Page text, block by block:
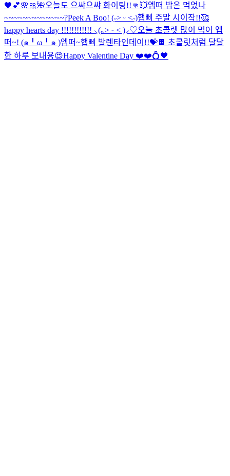
🖤 💕🌸🎀🌺오늘도 으쌰으쌰 화이팅!!👊💥엡떠 밥은 먹었나
~~~~~~~~~~~~~?Peek A Boo! (˶˃ ᵕ ˂˶)햅삐 주말 시이작!!🥰
happy hearts day !!!!!!!!!!!! ⸜(｡˃ ᵕ ˂ )⸝♡오늘 초콜렛 많이 먹어 엡
떠~! (๑╹ω╹๑ )엡떠~햅삐 발렌타인데이!!💝🍫 초콜릿처럼 달달
한 하루 보내용😍Happy Valentine Day ❤️❤️💍🖤